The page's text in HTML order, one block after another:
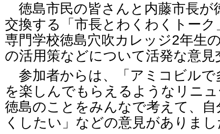
徳島市民の皆さんと内藤市長が
交換する「市長とわくわくトー
専門学校徳島穴吹カレッジ2年生
の活用策などについて活発な意
参加者からは、「アミコビルで
を楽しんでもらえるようなリニ
徳島のことをみんなで考えて、
くしたい」などの意見がありま